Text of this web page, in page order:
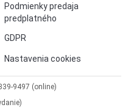
Podmienky predaja
predplatného
GDPR
Nastavenia cookies
9497 (online)